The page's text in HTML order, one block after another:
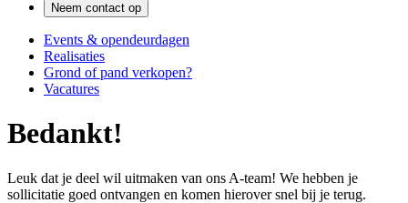
Neem contact op
Events & opendeurdagen
Realisaties
Grond of pand verkopen?
Vacatures
Bedankt!
Leuk dat je deel wil uitmaken van ons A-team! We hebben je
sollicitatie goed ontvangen en komen hierover snel bij je terug.